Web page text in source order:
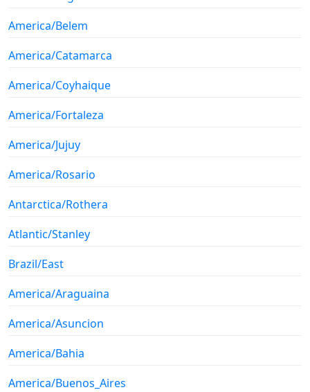
America/Belem
America/Catamarca
America/Coyhaique
America/Fortaleza
America/Jujuy
America/Rosario
Antarctica/Rothera
Atlantic/Stanley
Brazil/East
America/Araguaina
America/Asuncion
America/Bahia
America/Buenos_Aires